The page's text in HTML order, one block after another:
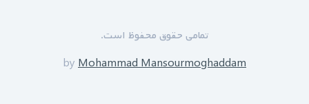
محمد منصورمقدمتمامی حقوق محفوظ است.
by Mohammad Mansourmoghaddam